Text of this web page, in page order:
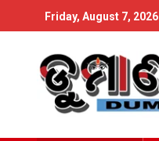
Friday, August 7, 2026